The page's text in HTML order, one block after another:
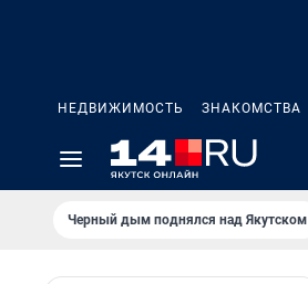
НЕДВИЖИМОСТЬ ЗНАКОМСТВА
Черный дым поднялся над Якутском